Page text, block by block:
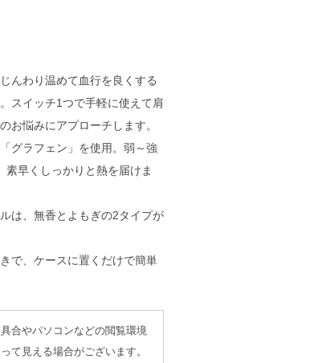
んわり温めて血行を良くする
スイッチ1つで手軽に使えて肩
お悩みにアプローチします。
グラフェン」を使用。弱～強
早くしっかりと熱を届けま
は、無香とよもぎの2タイプが
で、ケースに置くだけで簡単
合やパソコンなどの閲覧環境
て見える場合がございます。